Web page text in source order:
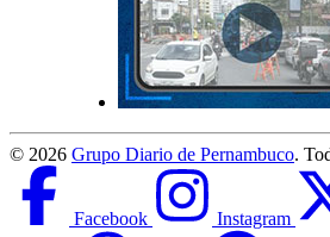
© 2026 Grupo Diario de Pernambuco.
Facebook Instagram